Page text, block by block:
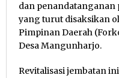
dan penandatanganan
yang turut disaksikan
Pimpinan Daerah
Desa Mangunharjo.
Revitalisasi jembatan